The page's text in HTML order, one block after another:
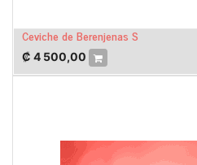
Ceviche de Berenjenas S
₡ 4 500,00